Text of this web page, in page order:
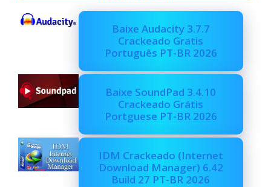
Baixe Audacity 3.7.7
Crackeado Gratis
Português PT-BR 2026
Baixe SoundPad 3.4.10
Crackeado Grátis
Portguese PT-BR 2026
IDM Crackeado (Internet
Download Manager) 6.42
Build 27 PT-BR 2026